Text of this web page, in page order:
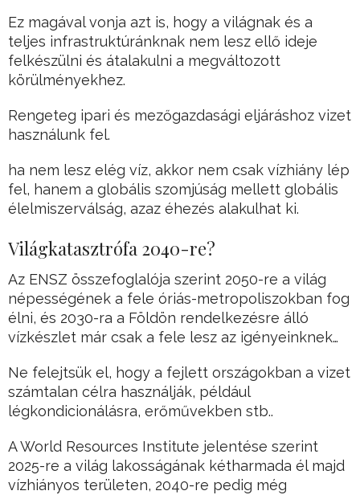
Ez magával vonja azt is, hogy a világnak és a
teljes infrastruktúránknak nem lesz ellő ideje
felkészülni és átalakulni a megváltozott
körülményekhez.
Rengeteg ipari és mezőgazdasági eljáráshoz vizet
használunk fel.
ha nem lesz elég víz, akkor nem csak vízhiány lép
fel, hanem a globális szomjúság mellett globális
élelmiszerválság, azaz éhezés alakulhat ki.
Világkatasztrófa 2040-re?
Az ENSZ összefoglalója szerint 2050-re a világ
népességének a fele óriás-metropoliszokban fog
élni, és 2030-ra a Földön rendelkezésre álló
vízkészlet már csak a fele lesz az igényeinknek…
Ne felejtsük el, hogy a fejlett országokban a vizet
számtalan célra használják, például
légkondicionálásra, erőművekben stb..
A World Resources Institute jelentése szerint
2025-re a világ lakosságának kétharmada él majd
vízhiányos területen, 2040-re pedig még